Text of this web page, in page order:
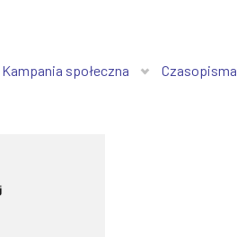
Kampania społeczna Czasopisma